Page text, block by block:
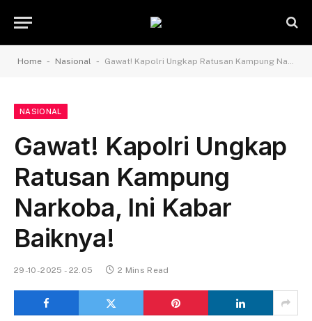
Home - Nasional - Gawat! Kapolri Ungkap Ratusan Kampung Narkoba, Ini Kabar Baiknya!
NASIONAL
Gawat! Kapolri Ungkap
Ratusan Kampung
Narkoba, Ini Kabar
Baiknya!
29-10-2025 - 22.05 2 Mins Read